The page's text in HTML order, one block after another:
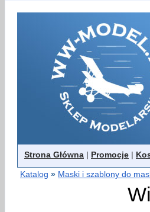
Strona Główna | Promocje |
Katalog » Maski i szablony do